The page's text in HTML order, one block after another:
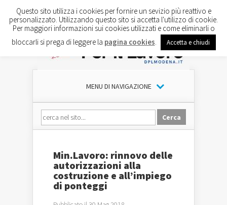
MENU DI NAVIGAZIONE
Min.Lavoro: rinnovo delle
autorizzazioni alla
costruzione e all’impiego
di ponteggi
Questo sito utilizza i cookies per fornire un sevizio più reattivo e
personalizzato. Utilizzando questo sito si accetta l'utilizzo di cookie.
Per maggiori informazioni sui cookies utilizzati e come eliminarli o
bloccarli si prega di leggere la pagina cookies Accetta e chiudi